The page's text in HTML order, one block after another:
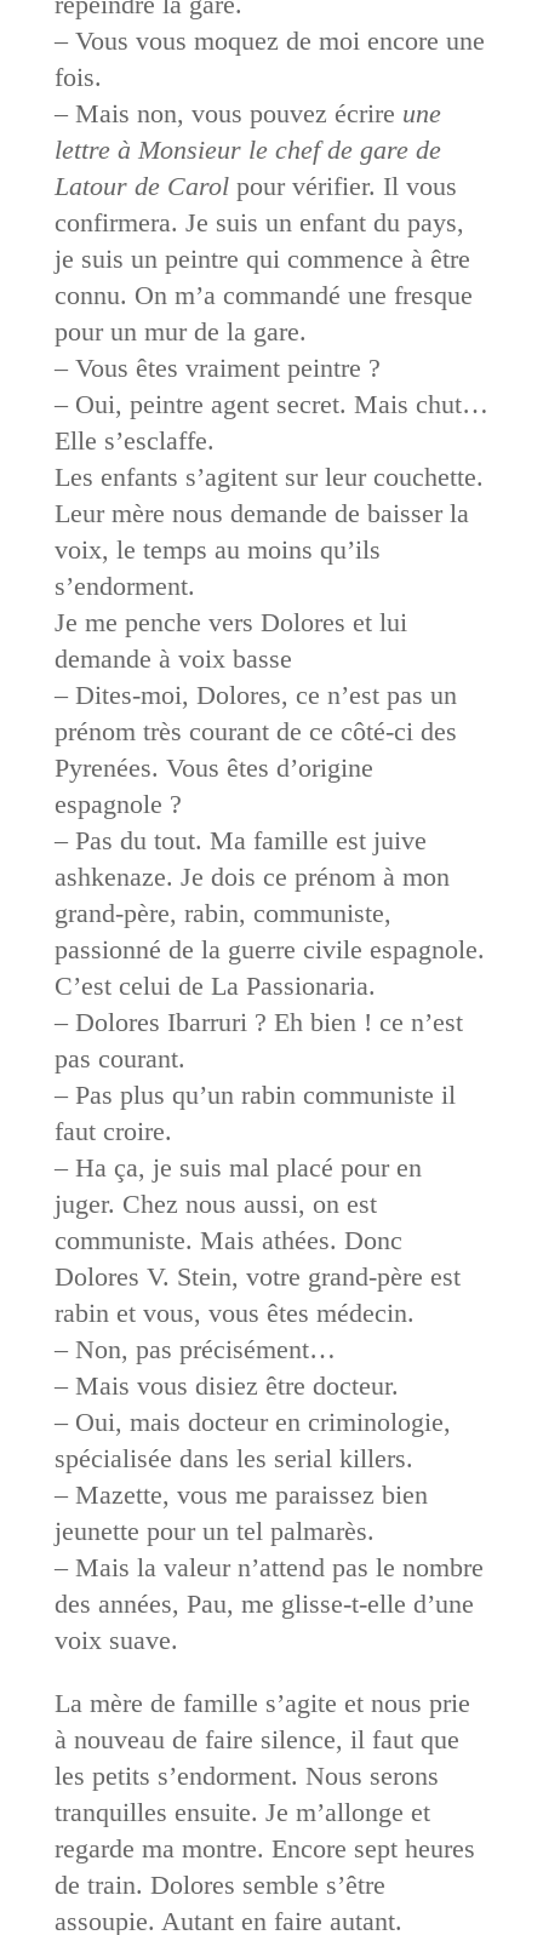
– Vous vous moquez de moi encore une
fois.
– Mais non, vous pouvez écrire une
lettre à Monsieur le chef de gare de
Latour de Carolpour vérifier. Il vous
confirmera. Je suis un enfant du pays,
je suis un peintre qui commence à être
connu. On m’a commandé une fresque
pour un mur de la gare.
– Vous êtes vraiment peintre ?
– Oui, peintre agent secret. Mais chut…
Elle s’esclaffe.
Les enfants s’agitent sur leur couchette.
Leur mère nous demande de baisser la
voix, le temps au moins qu’ils
s’endorment.
Je me penche vers Dolores et lui
demande à voix basse
– Dites-moi, Dolores, ce n’est pas un
prénom très courant de ce côté-ci des
Pyrenées. Vous êtes d’origine
espagnole ?
– Pas du tout. Ma famille est juive
ashkenaze. Je dois ce prénom à mon
grand-père, rabin, communiste,
passionné de la guerre civile espagnole.
C’est celui de La Passionaria.
– Dolores Ibarruri ? Eh bien ! ce n’est
pas courant.
– Pas plus qu’un rabin communiste il
faut croire.
– Ha ça, je suis mal placé pour en
juger. Chez nous aussi, on est
communiste. Mais athées. Donc
Dolores V. Stein, votre grand-père est
rabin et vous, vous êtes médecin.
– Non, pas précisément…
– Mais vous disiez être docteur.
– Oui, mais docteur en criminologie,
spécialisée dans les serial killers.
– Mazette, vous me paraissez bien
jeunette pour un tel palmarès.
– Mais la valeur n’attend pas le nombre
des années, Pau, me glisse-t-elle d’une
voix suave.
La mère de famille s’agite et nous prie
à nouveau de faire silence, il faut que
les petits s’endorment. Nous serons
tranquilles ensuite. Je m’allonge et
regarde ma montre. Encore sept heures
de train. Dolores semble s’être
assoupie. Autant en faire autant.